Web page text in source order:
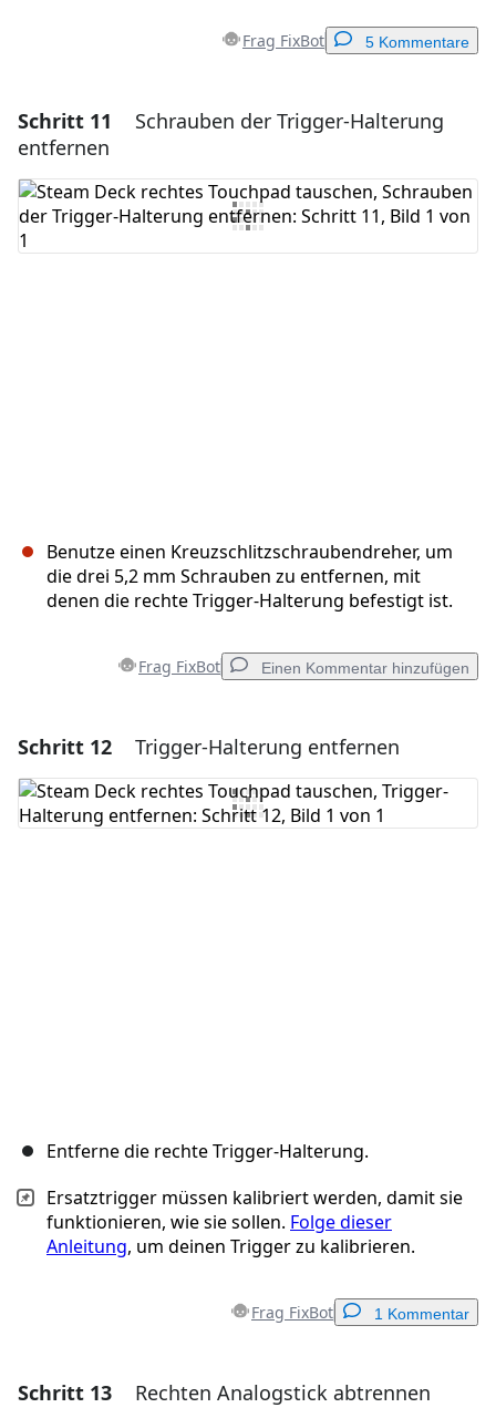
Frag FixBot 5 Kommentare
Einen Kommentar hinzufügen
Kommentar hinzufügen
Schritt 11
Schrauben der Trigger-Halterung
entfernen
Benutze einen Kreuzschlitzschraubendreher, um
die drei 5,2 mm Schrauben zu entfernen, mit
denen die rechte Trigger-Halterung befestigt ist.
Frag FixBot Einen Kommentar hinzufügen
Einen Kommentar hinzufügen
Kommentar hinzufügen
Schritt 12 Trigger-Halterung entfernen
Entferne die rechte Trigger-Halterung.
Ersatztrigger müssen kalibriert werden, damit sie
funktionieren, wie sie sollen. Folge dieser
Anleitung, um deinen Trigger zu kalibrieren.
Frag FixBot 1 Kommentar
Einen Kommentar hinzufügen
Schritt 13 Rechten Analogstick abtrennen